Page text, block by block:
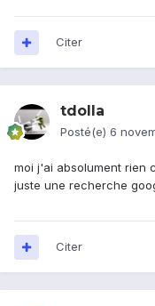
Citer
tdolla
Posté(e) 6
moi j'ai absolument rien
juste une recherche
Citer